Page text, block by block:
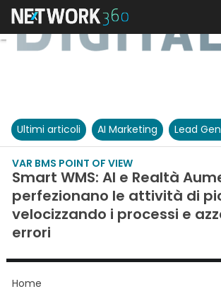
Ultimi articoli AI Marketing Lead
VAR BMS POINT OF VIEW
Smart WMS: AI e Realtà
perfezionano le attività di
velocizzando i processi e
errori
Home